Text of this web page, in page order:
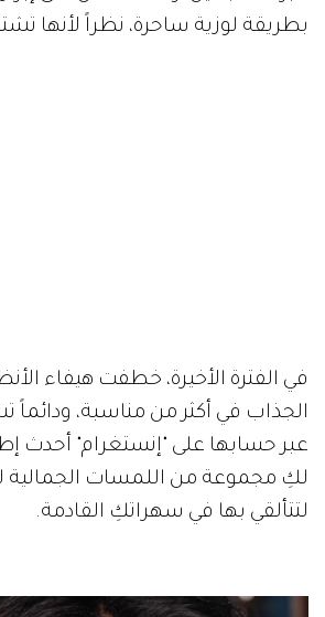
بطريقة لوزية ساحرة، نظراً لأنها
في الفترة الأخيرة، خطفت هيفاء
الجذاب في أكثر من مناسبة، ودائماً
عبر حسابها على "إنستغرام" أحدث
لكِ مجموعة من اللمسات الجمالية
لتتألقي بها في سهراتكِ القادمة.